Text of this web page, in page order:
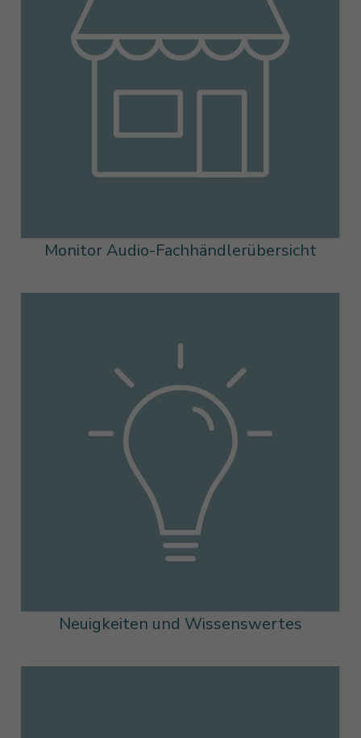
Monitor Audio-Fachhändlerübersicht
Neuigkeiten und Wissenswertes